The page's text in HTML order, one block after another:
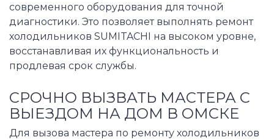
современного оборудования для точной
диагностики. Это позволяет выполнять ремонт
холодильников SUMITACHI на высоком уровне,
восстанавливая их функциональность и
продлевая срок службы.
СРОЧНО ВЫЗВАТЬ МАСТЕРА С
ВЫЕЗДОМ НА ДОМ В ОМСКЕ
Для вызова мастера по ремонту холодильников